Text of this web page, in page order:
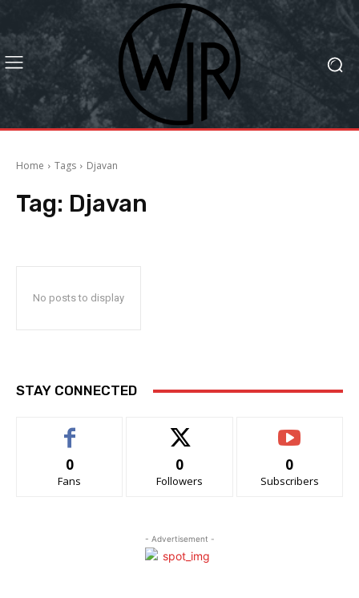
Home Tags Djavan
Tag: Djavan
No posts to display
STAY CONNECTED
0
Fans
0
Followers
0
Subscribers
- Advertisement -